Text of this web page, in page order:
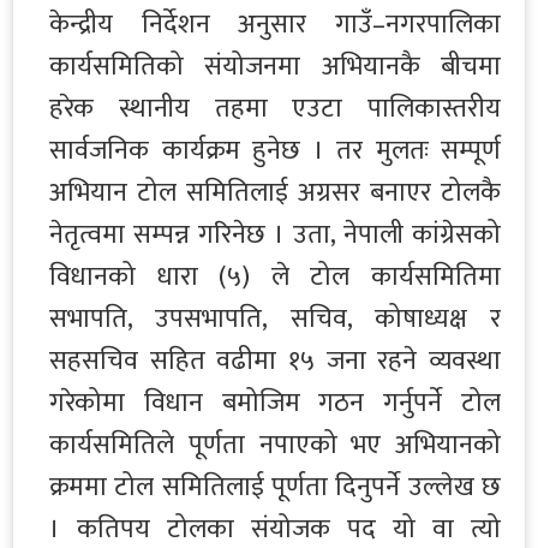
केन्द्रीय निर्देशन अनुसार गाउँ–नगरपालिका
कार्यसमितिको संयोजनमा अभियानकै बीचमा
हरेक स्थानीय तहमा एउटा पालिकास्तरीय
सार्वजनिक कार्यक्रम हुनेछ । तर मुलतः सम्पूर्ण
अभियान टोल समितिलाई अग्रसर बनाएर टोलकै
नेतृत्वमा सम्पन्न गरिनेछ । उता, नेपाली कांग्रेसको
विधानको धारा (५) ले टोल कार्यसमितिमा
सभापति, उपसभापति, सचिव, कोषाध्यक्ष र
सहसचिव सहित वढीमा १५ जना रहने व्यवस्था
गरेकोमा विधान बमोजिम गठन गर्नुपर्ने टोल
कार्यसमितिले पूर्णता नपाएको भए अभियानको
क्रममा टोल समितिलाई पूर्णता दिनुपर्ने उल्लेख छ
। कतिपय टोलका संयोजक पद यो वा त्यो